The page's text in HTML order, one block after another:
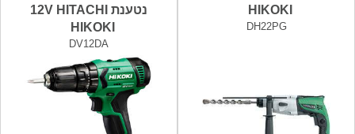
HIKOKI
DH22PG
נטענת 12V HITACHI
HIKOKI
DV12DA